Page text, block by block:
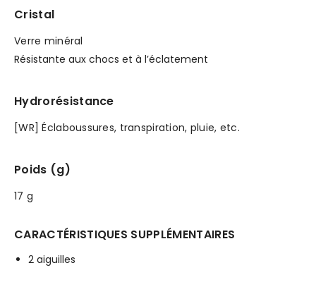
Cristal
Verre minéral
Résistante aux chocs et à l’éclatement
Hydrorésistance
[WR] Éclaboussures, transpiration, pluie, etc.
Poids (g)
17 g
CARACTÉRISTIQUES SUPPLÉMENTAIRES
2 aiguilles